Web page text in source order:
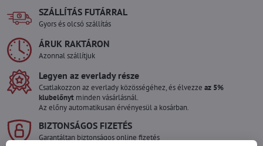
SZÁLLÍTÁS FUTÁRRAL
Gyors és olcsó szállítás
ÁRUK RAKTÁRON
Azonnal szállítjuk
Legyen az everlady része
Csatlakozzon az everlady közösségéhez, és élvezze az 5%
klubelőnyt minden vásárlásnál.
Az előny automatikusan érvényesül a kosárban.
BIZTONSÁGOS FIZETÉS
Garantáltan biztonságos online fizetés